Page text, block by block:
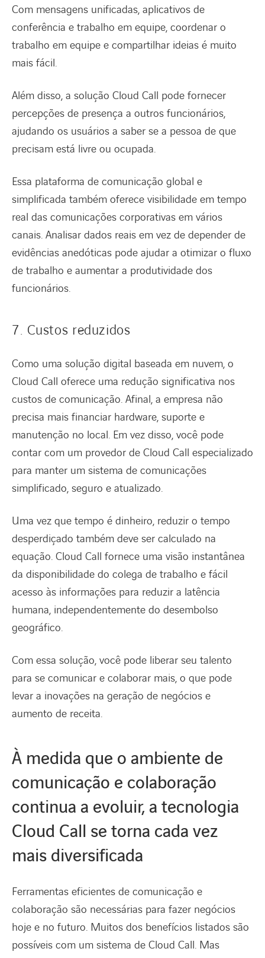
Com mensagens unificadas, aplicativos de
conferência e trabalho em equipe, coordenar o
trabalho em equipe e compartilhar ideias é muito
mais fácil.
Além disso, a solução Cloud Call pode fornecer
percepções de presença a outros funcionários,
ajudando os usuários a saber se a pessoa de que
precisam está livre ou ocupada.
Essa plataforma de comunicação global e
simplificada também oferece visibilidade em tempo
real das comunicações corporativas em vários
canais. Analisar dados reais em vez de depender de
evidências anedóticas pode ajudar a otimizar o fluxo
de trabalho e aumentar a produtividade dos
funcionários.
7. Custos reduzidos
Como uma solução digital baseada em nuvem, o
Cloud Call oferece uma redução significativa nos
custos de comunicação. Afinal, a empresa não
precisa mais financiar hardware, suporte e
manutenção no local. Em vez disso, você pode
contar com um provedor de Cloud Call especializado
para manter um sistema de comunicações
simplificado, seguro e atualizado.
Uma vez que tempo é dinheiro, reduzir o tempo
desperdiçado também deve ser calculado na
equação. Cloud Call fornece uma visão instantânea
da disponibilidade do colega de trabalho e fácil
acesso às informações para reduzir a latência
humana, independentemente do desembolso
geográfico.
Com essa solução, você pode liberar seu talento
para se comunicar e colaborar mais, o que pode
levar a inovações na geração de negócios e
aumento de receita.
À medida que o ambiente de
comunicação e colaboração
continua a evoluir, a tecnologia
Cloud Call se torna cada vez
mais diversificada
Ferramentas eficientes de comunicação e
colaboração são necessárias para fazer negócios
hoje e no futuro. Muitos dos benefícios listados são
possíveis com um sistema de Cloud Call. Mas